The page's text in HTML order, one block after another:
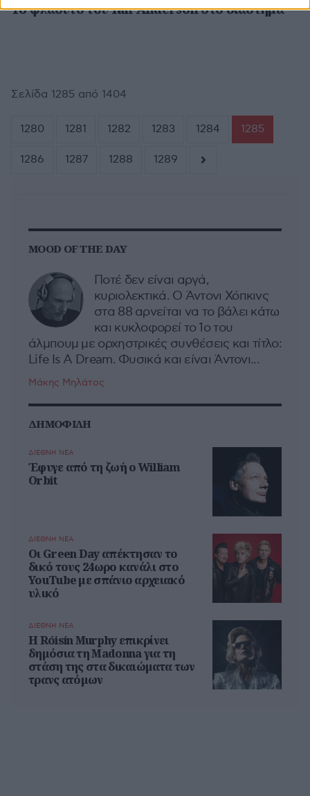
Το φλάουτο του Ian Anderson στο διάστημα
Σελίδα 1285 από 1404
1280 1281 1282 1283 1284 1285
1286 1287 1288 1289
MOOD OF THE DAY
Ποτέ δεν είναι αργά,
κυριολεκτικά. Ο Άντονι Χόπκινς
στα 88 αρνείται να το βάλει κάτω
και κυκλοφορεί το 1ο του
άλμπουμ με ορχηστρικές συνθέσεις και τίτλο:
Life Is A Dream. Φυσικά και είναι Άντονι...
Μάκης Μηλάτος
ΔΗΜΟΦΙΛΗ
ΔΙΕΘΝΗ ΝΕΑ
Έφυγε από τη ζωή ο William
Orbit
ΔΙΕΘΝΗ ΝΕΑ
Οι Green Day απέκτησαν το
δικό τους 24ωρο κανάλι στο
YouTube με σπάνιο αρχειακό
υλικό
ΔΙΕΘΝΗ ΝΕΑ
Η Róisín Murphy επικρίνει
δημόσια τη Madonna για τη
στάση της στα δικαιώματα των
τρανς ατόμων